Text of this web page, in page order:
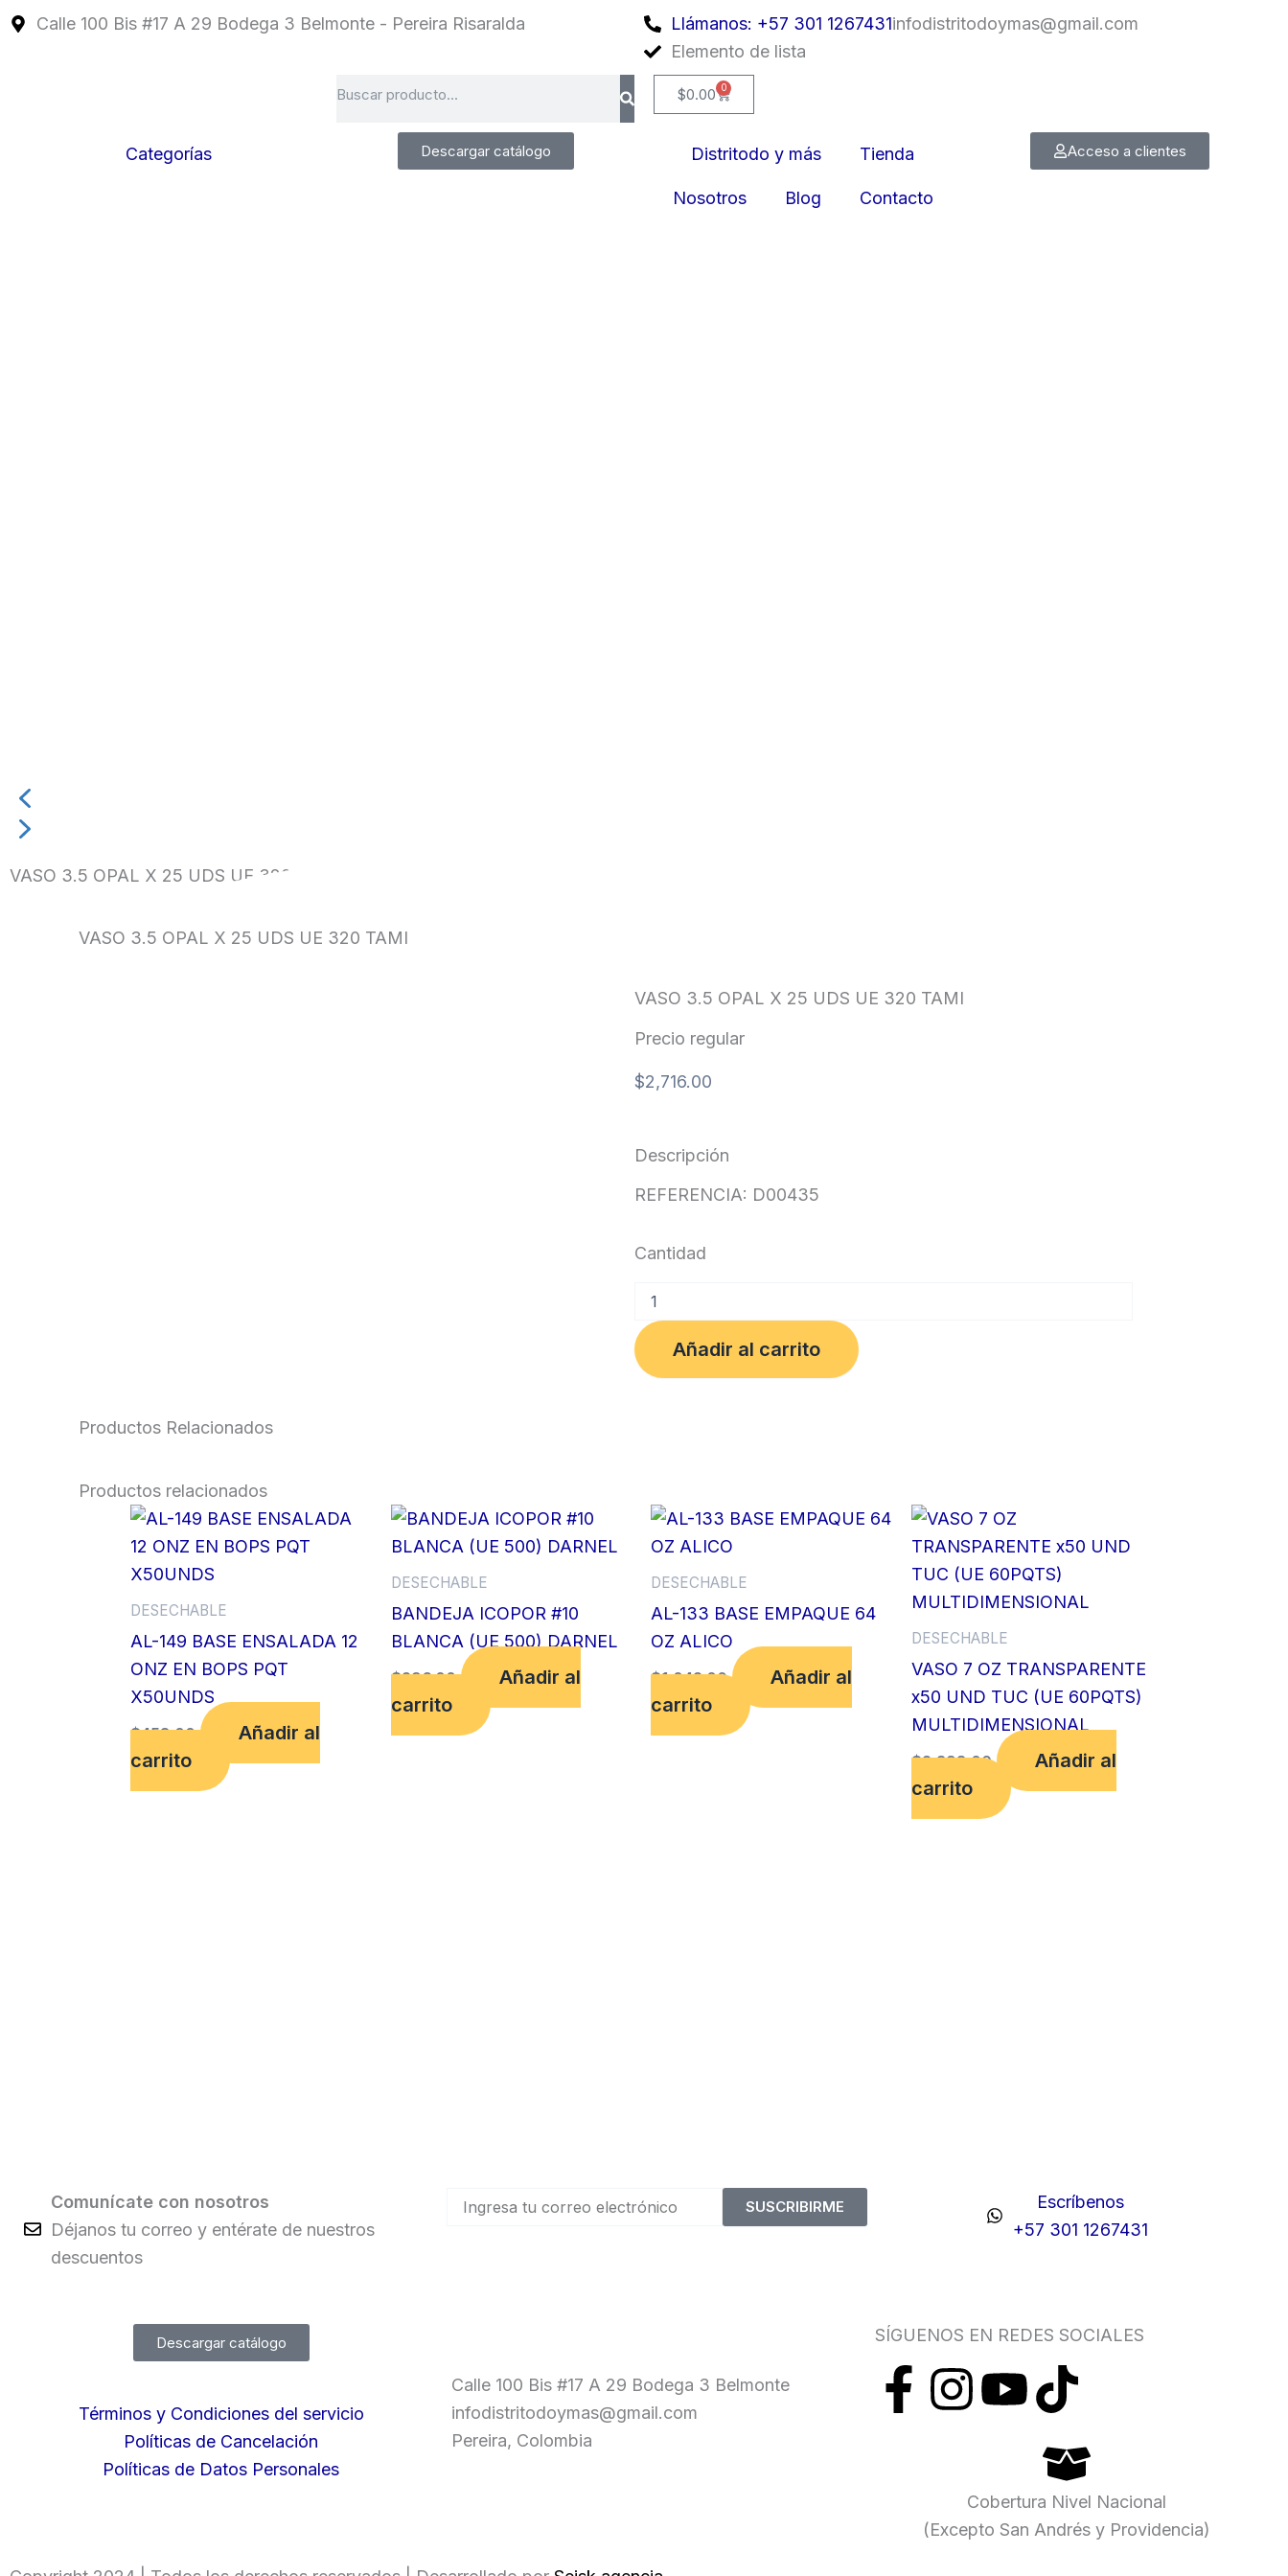
Calle 100 Bis #17 A 29 Bodega 3 Belmonte - Pereira Risaralda Llámanos: +57 301 1267431infodistritodoymas@gmail.com
Elemento de lista
$0.00 0
Cart
Categorías Descargar catálogo Distritodo y más Tienda
Nosotros Blog Contacto
Acceso a clientes
VASO 3.5 OPAL X 25 UDS UE 320 TAMI
VASO 3.5 OPAL X 25 UDS UE 320 TAMI
VASO 3.5 OPAL X 25 UDS UE 320 TAMI
Precio regular
$2,716.00
Descripción
REFERENCIA: D00435
Cantidad
OPAL
X
25
Añadir al carrito
Productos Relacionados
Productos relacionados
DESECHABLE
AL-149 BASE ENSALADA 12
ONZ EN BOPS PQT
X50UNDS
$458.00
Añadir al
carrito
DESECHABLE
BANDEJA ICOPOR #10
BLANCA (UE 500) DARNEL
$296.00
Añadir al
carrito
DESECHABLE
AL-133 BASE EMPAQUE 64
OZ ALICO
$1,042.00
Añadir al
carrito
DESECHABLE
VASO 7 OZ TRANSPARENTE
x50 UND TUC (UE 60PQTS)
MULTIDIMENSIONAL
$2,398.00
Añadir al
carrito
Comunícate con nosotros
Déjanos tu correo y entérate de nuestros
descuentos
SUSCRIBIRME
Escríbenos
+57 301 1267431
Descargar catálogo
Términos y Condiciones del servicio
Políticas de Cancelación
Políticas de Datos Personales
Calle 100 Bis #17 A 29 Bodega 3 Belmonte
infodistritodoymas@gmail.com
Pereira, Colombia
SÍGUENOS EN REDES SOCIALES
F
e
I
s
t
Y
u
t
T
i
k
t
Cobertura Nivel Nacional
(Excepto San Andrés y Providencia)